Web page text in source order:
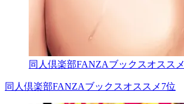
同人倶楽部FANZAブックスオススメ
同人倶楽部FANZAブックスオススメ7位